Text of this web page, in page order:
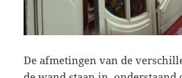
De afmetingen van de